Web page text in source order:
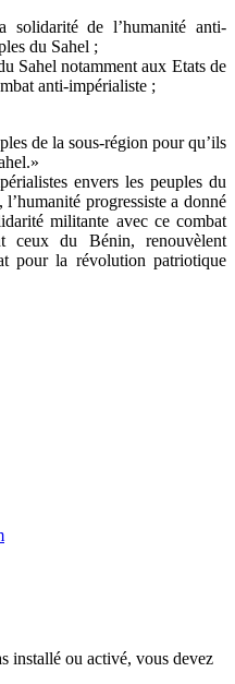
de l’humanité anti-
du Sahel ;
Sahel notamment aux Etats de
anti-impérialiste ;
de la sous-région pour qu’ils
envers les peuples du
progressiste a donné
militante avec ce combat
ceux du Bénin, renouvèlent
pour la révolution patriotique
installé ou activé, vous devez